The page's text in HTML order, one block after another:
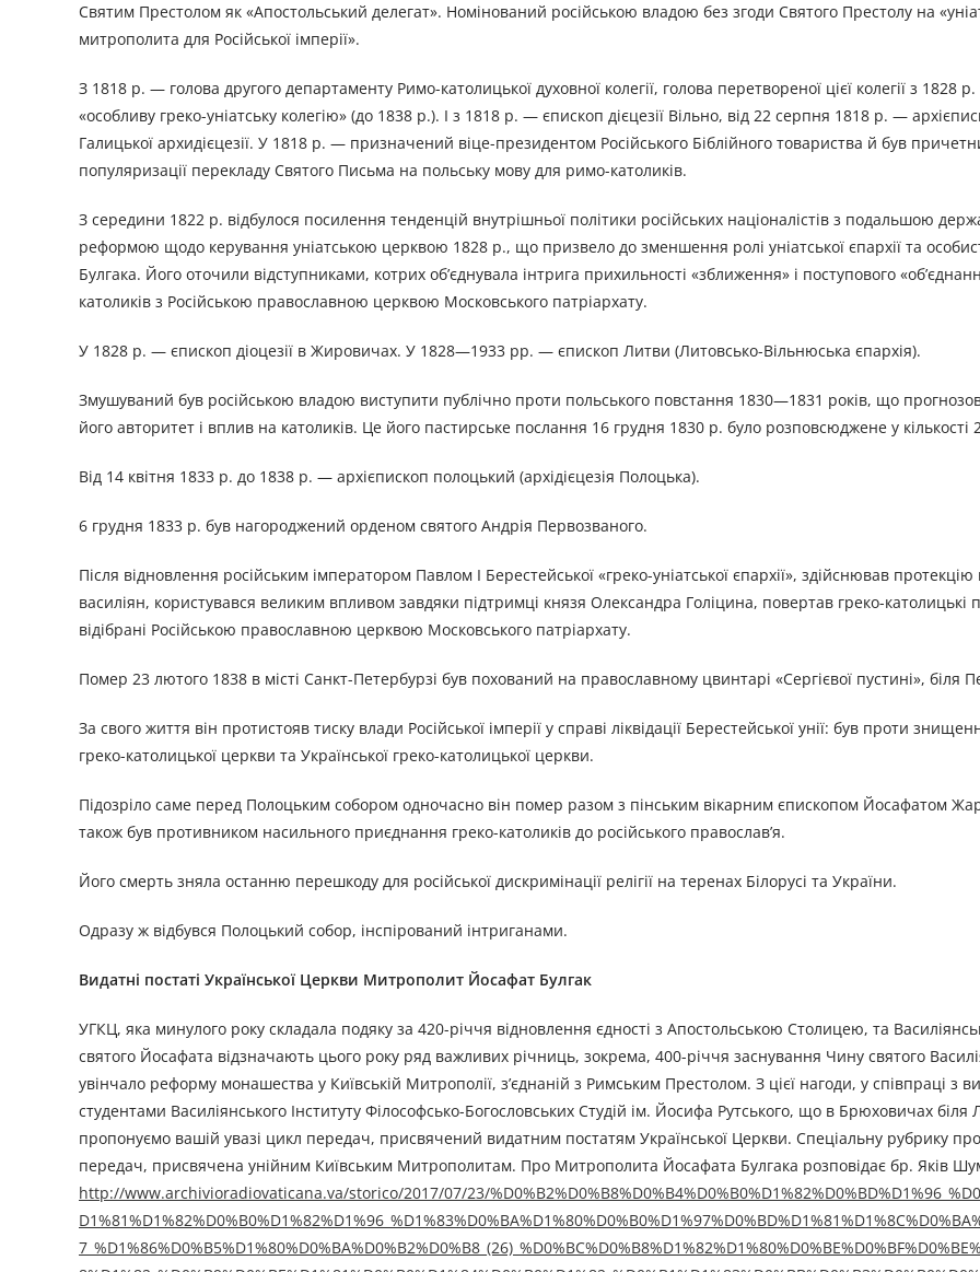
Святим Престолом як «Апостольський делегат». Номінований російською владою без згоди Святого Престолу на
митрополита для Російської імперії».
З 1818 р. — голова другого департаменту Римо-католицької духовної колегії, голова перетвореної цієї колегії з 1828
«особливу греко-уніатську колегію» (до 1838 р.). І з 1818 р. — єпископ дієцезії Вільно, від 22 серпня 1818 р. —
Галицької архидієцезії. У 1818 р. — призначений віце-президентом Російського Біблійного товариства й був
популяризації перекладу Святого Письма на польську мову для римо-католиків.
З середини 1822 р. відбулося посилення тенденцій внутрішньої політики російських націоналістів з подальшою
реформою щодо керування уніатською церквою 1828 р., що призвело до зменшення ролі уніатської єпархії та
Булгака. Його оточили відступниками, котрих об’єднувала інтрига прихильності «зближення» і поступового
католиків з Російською православною церквою Московського патріархату.
У 1828 р. — єпископ діоцезії в Жировичах. У 1828—1933 рр. — єпископ Литви (Литовсько-Вільнюська єпархія).
Змушуваний був російською владою виступити публічно проти польського повстання 1830—1831 років, що
його авторитет і вплив на католиків. Це його пастирське послання 16 грудня 1830 р. було розповсюджене у кількості
Від 14 квітня 1833 р. до 1838 р. — архієпископ полоцький (архідієцезія Полоцька).
6 грудня 1833 р. був нагороджений орденом святого Андрія Первозваного.
Після відновлення російським імператором Павлом I Берестейської «греко-уніатської єпархії», здійснював
василіян, користувався великим впливом завдяки підтримці князя Олександра Голіцина, повертав греко-католицькі
відібрані Російською православною церквою Московського патріархату.
Помер 23 лютого 1838 в місті Санкт-Петербурзі був похований на православному цвинтарі «Сергієвої пустині», біля
За свого життя він протистояв тиску влади Російської імперії у справі ліквідації Берестейської унії: був проти
греко-католицької церкви та Української греко-католицької церкви.
Підозріло саме перед Полоцьким собором одночасно він помер разом з пінським вікарним єпископом Йосафатом
також був противником насильного приєднання греко-католиків до російського православ’я.
Його смерть зняла останню перешкоду для російської дискримінації релігії на теренах Білорусі та України.
Одразу ж відбувся Полоцький собор, інспірований інтриганами.
Видатні постаті Української Церкви Митрополит Йосафат Булгак
УГКЦ, яка минулого року складала подяку за 420-річчя відновлення єдності з Апостольською Столицею, та
святого Йосафата відзначають цього року ряд важливих річниць, зокрема, 400-річчя заснування Чину святого
увінчало реформу монашества у Київській Митрополії, з’єднаній з Римським Престолом. З цієї нагоди, у співпраці з
студентами Василіянського Інституту Філософсько-Богословських Студій ім. Йосифа Рутського, що в Брюховичах біля
пропонуємо вашій увазі цикл передач, присвячений видатним постатям Української Церкви. Спеціальну рубрику
передач, присвячена унійним Київським Митрополитам. Про Митрополита Йосафата Булгака розповідає бр. Яків
http://www.archivioradiovaticana.va/storico/2017/07/23/